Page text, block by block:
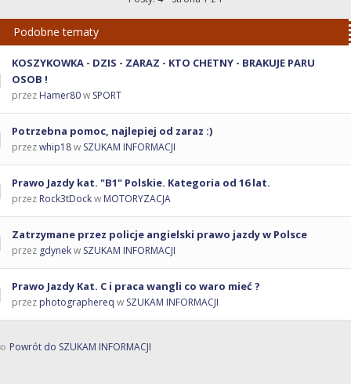
Podobne tematy
KOSZYKOWKA - DZIS - ZARAZ - KTO CHETNY - BRAKUJE PARU
OSOB !
przez Hamer80w SPORT
Potrzebna pomoc, najlepiej od zaraz :)
przezwhip18w SZUKAM INFORMACJI
Prawo Jazdy kat. "B1" Polskie. Kategoria od 16 lat.
przez Rock3tDockw MOTORYZACJA
Zatrzymane przez policje angielski prawo jazdy w Polsce
przez gdynekw SZUKAM INFORMACJI
Prawo Jazdy Kat. C i praca wangli co waro mieć ?
przez photographereq w SZUKAM INFORMACJI
Powrót do SZUKAM INFORMACJI